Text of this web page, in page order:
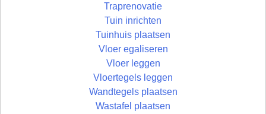
Traprenovatie
Tuin inrichten
Tuinhuis plaatsen
Vloer egaliseren
Vloer leggen
Vloertegels leggen
Wandtegels plaatsen
Wastafel plaatsen